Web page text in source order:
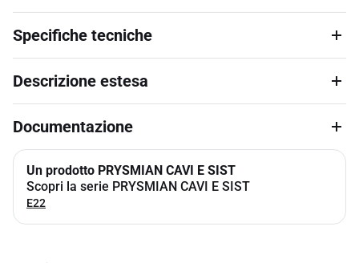
Specifiche tecniche
Descrizione estesa
Documentazione
Un prodotto PRYSMIAN CAVI E SIST
Scopri la serie PRYSMIAN CAVI E SIST
E22